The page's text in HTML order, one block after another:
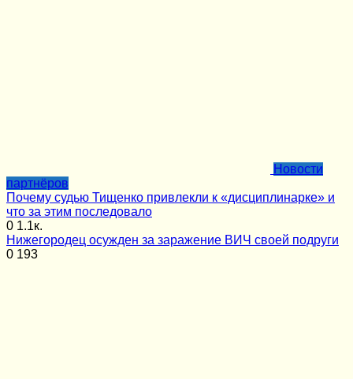
Новости
партнёров
Почему судью Тищенко привлекли к «дисциплинарке» и
что за этим последовало
0 1.1к.
Нижегородец осужден за заражение ВИЧ своей подруги
0 193